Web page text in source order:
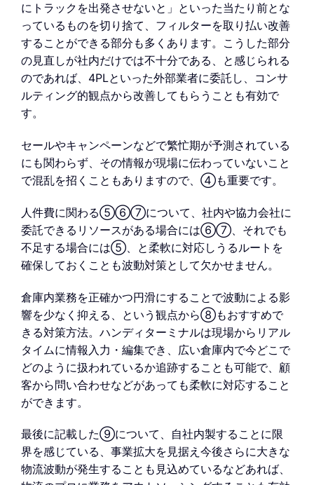
にトラックを出発させないと」といった当たり前とな
っているものを切り捨て、フィルターを取り払い改善
することができる部分も多くあります。こうした部分
の見直しが社内だけでは不十分である、と感じられる
のであれば、4PLといった外部業者に委託し、コンサ
ルティング的観点から改善してもらうことも有効で
す。
セールやキャンペーンなどで繁忙期が予測されている
にも関わらず、その情報が現場に伝わっていないこと
で混乱を招くこともありますので、④も重要です。
人件費に関わる⑤⑥⑦について、社内や協力会社に
委託できるリソースがある場合には⑥⑦、それでも
不足する場合には⑤、と柔軟に対応しうるルートを
確保しておくことも波動対策として欠かせません。
倉庫内業務を正確かつ円滑にすることで波動による影
響を少なく抑える、という観点から⑧もおすすめで
きる対策方法。ハンディターミナルは現場からリアル
タイムに情報入力・編集でき、広い倉庫内で今どこで
どのように扱われているか追跡することも可能で、顧
客から問い合わせなどがあっても柔軟に対応すること
ができます。
最後に記載した⑨について、自社内製することに限
界を感じている、事業拡大を見据え今後さらに大きな
物流波動が発生することも見込めているなどあれば、